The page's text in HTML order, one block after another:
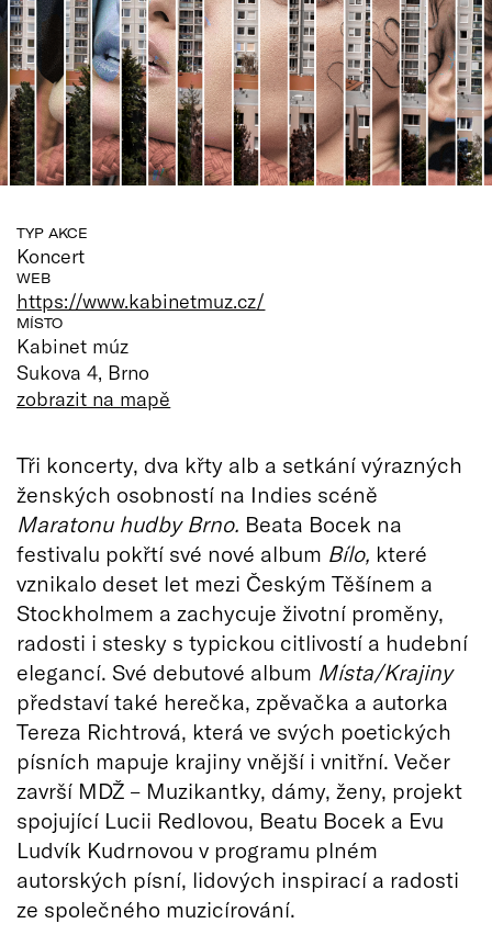
TYP AKCE
Koncert
WEB
https://www.kabinetmuz.cz/
MÍSTO
Kabinet múz
Sukova 4, Brno
zobrazit na mapě
Tři koncerty, dva křty alb a setkání výrazných
ženských osobností na Indies scéně
Maratonu hudby Brno. Beata Bocek na
festivalu pokřtí své nové album Bílo, které
vznikalo deset let mezi Českým Těšínem a
Stockholmem a zachycuje životní proměny,
radosti i stesky s typickou citlivostí a hudební
elegancí. Své debutové album Místa/Krajiny
představí také herečka, zpěvačka a autorka
Tereza Richtrová, která ve svých poetických
písních mapuje krajiny vnější i vnitřní. Večer
završí MDŽ – Muzikantky, dámy, ženy, projekt
spojující Lucii Redlovou, Beatu Bocek a Evu
Ludvík Kudrnovou v programu plném
autorských písní, lidových inspirací a radosti
ze společného muzicírování.